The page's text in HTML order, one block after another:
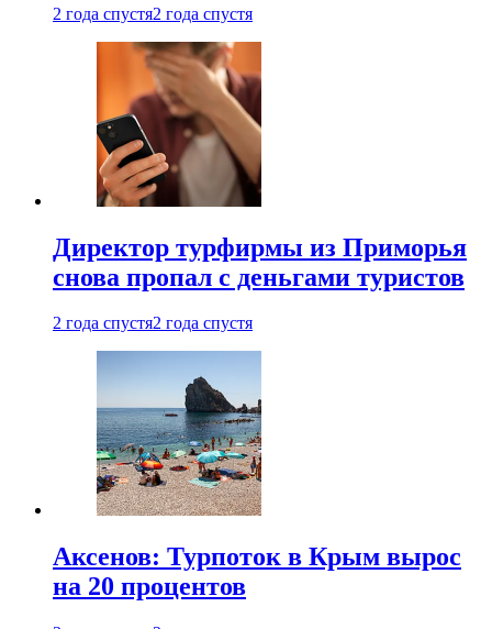
2 года спустя2 года спустя
Директор турфирмы из Приморья
снова пропал с деньгами туристов
2 года спустя2 года спустя
Аксенов: Турпоток в Крым вырос
на 20 процентов